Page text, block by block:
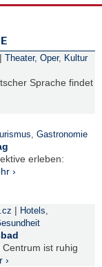
| Theater, Oper, Kultur
Sprache findet
, Gastronomie
erleben:
›
| Hotels,
ist ruhig
›